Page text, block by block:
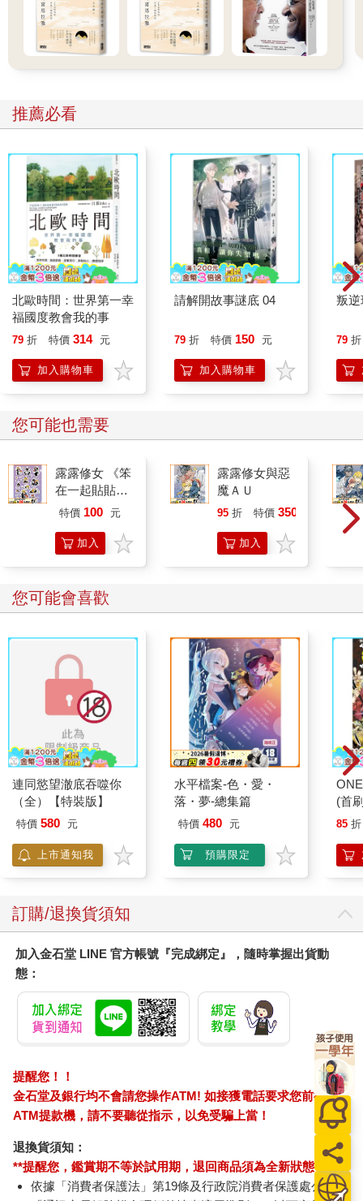
「為什麼不行」，簡短地答覆「因為就是不行」，有時也能順利
過關。當然，偶爾還是會碰到有人反應「你在說什麼啊」，畢竟
不管走到哪裡，總是免不了有例外。
如把焦點放在因拒絕而獲得的好處上。例如婉拒同事分擔工作量
的請求後，與其在歉意裡掙扎，花時間猜測對方會不會討厭我，
不如回頭想想拒絕所帶來的優點，像是「因為婉拒了同事的請
託，所以現在得以享受片刻悠閒」、「因為拒絕了對方的請求，
所以現在可以和好朋友相處久一點」等，就能有效減少內心對拒
絕的恐懼。
問題不在於拒絕，而是拒絕時的態度
具有好人情結的人，無法以斬釘截鐵的態度拒絕他人。他們會想
盡一切辦法不讓對方受傷，小心翼翼地婉拒，而對方通常也能體
會這種禮貌性的拒絕。
被好人情結所困的人，在拒絕他人時所產生的愧疚，其實並非真
正的罪惡感，而是單純因不安所引起。對方和你想像的不同，不
解。很多時候，人們在被拒絕時感到受傷，是因為對方的態度傲
慢無禮，因此，如果在表達拒絕時已具備適當的禮儀，內心就不
必過於糾結。
斯樂（David Kessler）也在著作《用心去活：生命的十五堂必修
課》（Life Lessons）裡強調，雖然父母被子女拒絕會產生挫折，
因此，讓我們試著放下愧疚，專注於每次拒絕時所感受到的自由
吧！
人生中，每個人至少都懷有一次復仇夢。雖然不如戲劇般高潮迭
讓，最後只會被對方看不起，導致相同的情境重複上演。因此，
站在自我保護的立場，就會產生復仇的念頭。
或許正因如此，大人也會教導年幼的孩子如何「報復」。例如蹣
跚學步的孩子，不小心頭叩的一聲撞到椅子，忍不住嚎啕大哭。
這時，大人通常怎麼反應呢？「是椅子害你痛痛的嗎？椅子壞
壞，我幫你打回去」，大人們會一邊給予安慰，一邊作勢拍打椅
子。當孩子長大後，如果和朋友發生肢體衝突，也有許多父母會
告訴孩子：「不要單方面挨揍，別人打你，你就打回去！」
當然，有時立即性的復仇是有效的。在某個綜藝節目中，曾經有
位嘉賓表示自己平常不怎麼生氣，於是主持人問道：「和女友也
沒吵過架嗎？」嘉賓回答自己幾乎不和對方爭執。而主持人依然
窮追不捨，再次問道：「那為什麼分手了呢？」這個問題十分令
人為難，因此嘉賓忍不住回擊道：「那哥你為什麼分手了呢？」
主持人對此驚慌不已，尷尬地笑著：「原來無話可說是這種感覺
啊，腦袋一片空白！」就像這樣，以牙還牙、以眼還眼的方式，
有時能有明顯的效果。
多倫多大學的阿納托爾．拉波波特（Anatol Rapoport）教授曾透
for tat）是最有效的戰略。亦即，我不主動挑起是非，但對方若對
我造成傷害，我就會看準時機展開報復。這種方式，與完全不反
抗、選擇與對方繼續合作的「軟柿子」戰略不同。軟柿子戰略只
有在遇到同類型的人時，才能發揮實際的效用。
◆寬恕換來寬恕，報復引來報復
假如想要報復的對象，拖了很久才承認自己的錯誤並道歉，這時
該如何反應呢？讓我們來看看下面的例子。
假設你對A和B兩位好友犯下相同的錯誤，雖然不是有意的，但兩
人都因此受到了傷害。於是，你向兩位朋友請求原諒，A願意諒解
你的行為，但B卻不願意給予寬恕。不久之後，你在不得已的情況
下，必須得犧牲其中一位朋友。假如要在A和B之間選擇，你會決
如果是你，面對該情況會如何抉擇？都柏林聖三一學院（Trinity
College Dublin）的心理學家哈里．威拉斯教授，對一百五十三人
提出了這道問題，而足足有一百三十二人選擇了不原諒自己的B。
推薦必看
北歐時間：世界第一幸
福國度教會我的事
79 折 特價 314 元
加入購物車
請解開故事謎底 04
79 折 特價 150 元
加入購物車
叛逆
79 折
您可能也需要
露露修女 《笨
在一起貼貼
紙》
特價 100 元
加入
購物
露露修女與惡
魔ＡＵ
95 折 特價 350
加入
購物
您可能會喜歡
連同慾望澈底吞噬你
（全）【特裝版】
特價 580 元
上市通知我
水平檔案-色・愛・
落・夢-總集篇
特價 480 元
預購限定
(首
85 折
訂購/退換貨須知
加入金石堂 LINE 官方帳號『完成綁定』，隨時掌握出貨動
態：
提醒您！！
金石堂及銀行均不會請您操作ATM! 如接獲電話要求您前往
ATM提款機，請不要聽從指示，以免受騙上當！
退換貨須知：
**提醒您，鑑賞期不等於試用期，退回商品須為全新狀態**
依據「消費者保護法」第19條及行政院消費者保護處公告之